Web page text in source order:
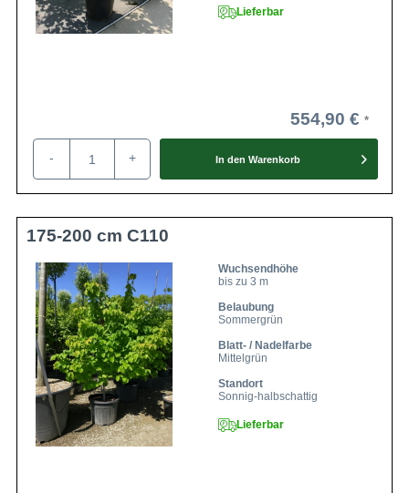
Lieferbar
554,90 €
- + In den Warenkorb
175-200 cm C110
Wuchsendhöhe
bis zu 3 m
Belaubung
Sommergrün
Blatt- / Nadelfarbe
Mittelgrün
Standort
Sonnig-halbschattig
Lieferbar